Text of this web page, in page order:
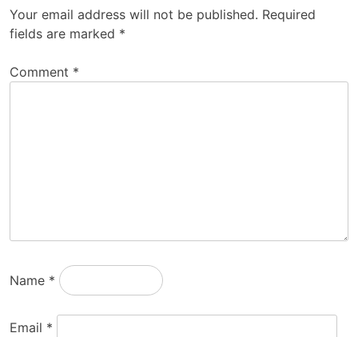
Your email address will not be published. Required
fields are marked *
Comment *
Name *
Email *